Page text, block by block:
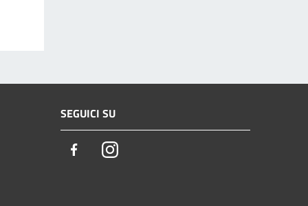
SEGUICI SU
FacebookInstagram